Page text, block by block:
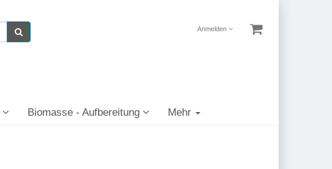
Anmelden
Biomasse - Aufbereitung Mehr